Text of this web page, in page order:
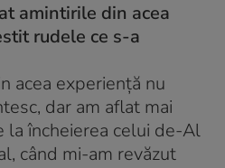
amintirile din acea
rudele ce s-a
acea experiență nu
dar am aflat mai
la încheierea celui de-Al
când mi-am revăzut